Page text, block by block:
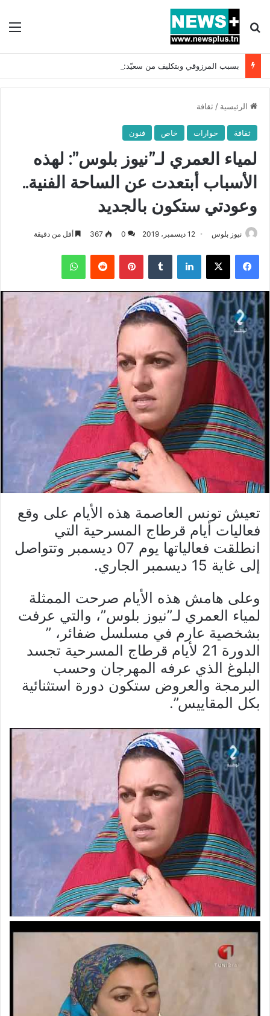
بحث عن
الرئيسية / ثقافة
ثقافة حوارات خاص فنون
لمياء العمري لـ”نيوز بلوس”: لهذه
الأسباب أبتعدت عن الساحة الفنية..
وعودتي ستكون بالجديد
نيوز بلوس 12 ديسمبر، 2019 0
367 أقل من دقيقة
فيسبوك X لينكدإن بينتيريست واتساب
تعيش تونس العاصمة هذه الأيام على وقع
فعاليات أيام قرطاج المسرحية التي
انطلقت فعالياتها يوم 07 ديسمبر وتتواصل
إلى غاية 15 ديسمبر الجاري.
وعلى هامش هذه الأيام صرحت الممثلة
لمياء العمري لـ”نيوز بلوس”، والتي عرفت
بشخصية عارم في مسلسل ضفائر، ”
الدورة 21 لأيام قرطاج المسرحية تجسد
البلوغ الذي عرفه المهرجان وحسب
البرمجة والعروض ستكون دورة استثنائية
بكل المقاييس”.